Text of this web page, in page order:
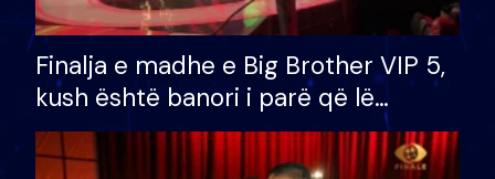
Finalja e madhe e Big Brother VIP 5,
kush është banori i parë që lë
shtëpinë dhe humb mundësinë për
të fituar çmimin e madh